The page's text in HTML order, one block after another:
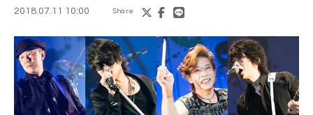
2018.07.11 10:00 Share